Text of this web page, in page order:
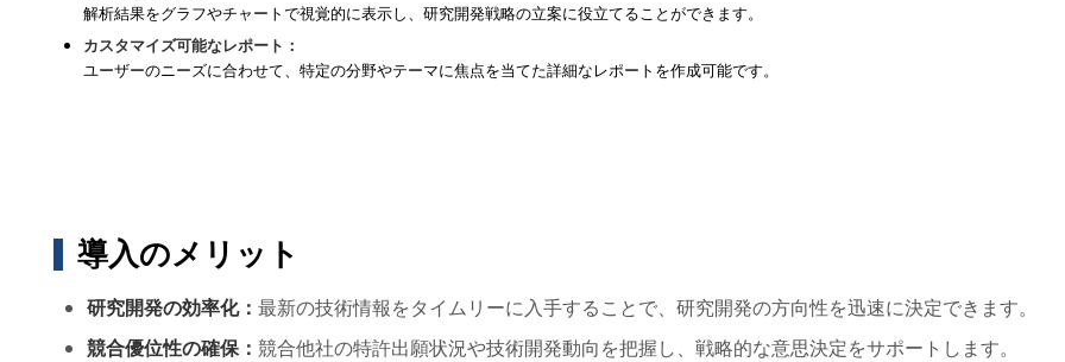
解析結果をグラフやチャートで視覚的に表示し、研究開発戦略の立案に役立てることができます。
カスタマイズ可能なレポート：
ユーザーのニーズに合わせて、特定の分野やテーマに焦点を当てた詳細なレポートを作成可能です。
導入のメリット
研究開発の効率化： 最新の技術情報をタイムリーに入手することで、研究開発の方向性を迅速に決定できます。
競合優位性の確保： 競合他社の特許出願状況や技術開発動向を把握し、戦略的な意思決定をサポートします。